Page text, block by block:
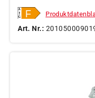
Art. Nr.: